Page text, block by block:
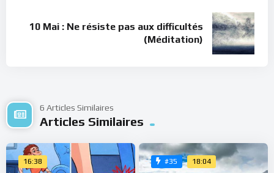
10 Mai : Ne résiste pas aux difficultés
(Méditation)
6 Articles Similaires
Articles Similaires
16:38 #35 18:04